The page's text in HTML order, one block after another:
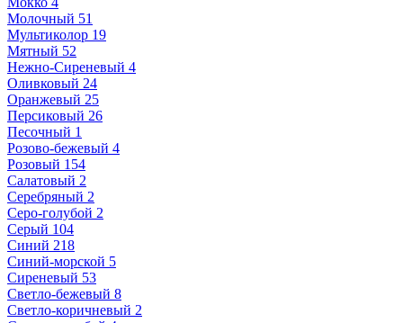
Молочный 51
Мультиколор 19
Мятный 52
Нежно-Сиреневый 4
Оливковый 24
Оранжевый 25
Персиковый 26
Песочный 1
Розово-бежевый 4
Розовый 154
Салатовый 2
Серебряный 2
Серо-голубой 2
Серый 104
Синий 218
Синий-морской 5
Сиреневый 53
Светло-бежевый 8
Светло-коричневый 2